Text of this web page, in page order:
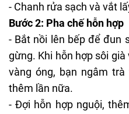
- Chanh rửa sạch và vắt
Bước 2: Pha chế hỗn hợp
- Bắt nồi lên bếp để đun
gừng. Khi hỗn hợp sôi
vàng óng, bạn ngâm
thêm lần nữa.
- Đợi hỗn hợp nguội,